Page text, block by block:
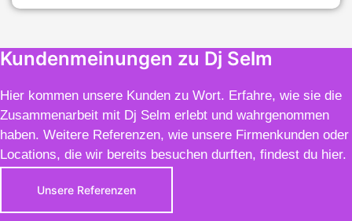
Kundenmeinungen zu Dj Selm
Hier kommen unsere Kunden zu Wort. Erfahre, wie sie die
Zusammenarbeit mit Dj Selm erlebt und wahrgenommen
haben. Weitere Referenzen, wie unsere Firmenkunden oder
Locations, die wir bereits besuchen durften, findest du hier.
Unsere Referenzen